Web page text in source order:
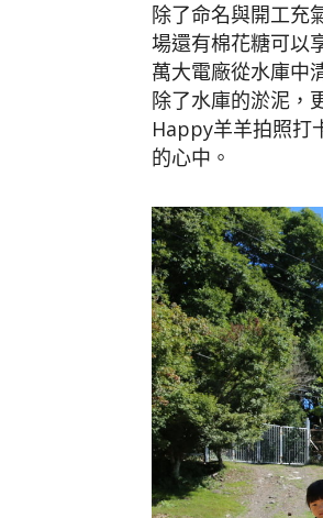
除了命名與開工充
場還有棉花糖可以
萬大電廠從水庫中
除了水庫的淤泥，
Happy羊羊拍照打
的心中。